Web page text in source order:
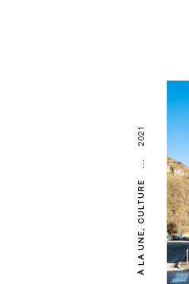
À LA UNE
CULTURE
...
2021